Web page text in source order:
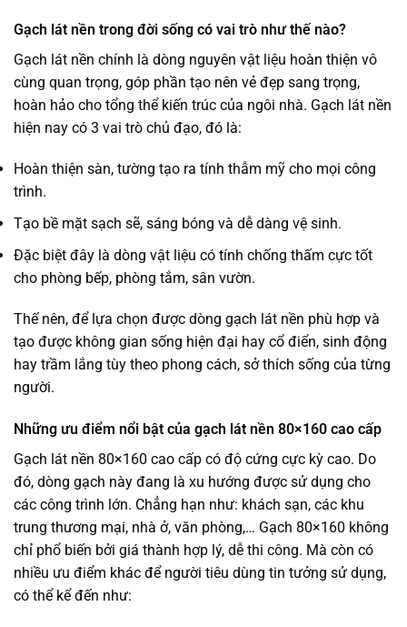
Gạch lát nền trong đời sống có vai trò như thế nào?
Gạch lát nền chính là dòng nguyên vật liệu hoàn thiện vô
cùng quan trọng, góp phần tạo nên vẻ đẹp sang trọng,
hoàn hảo cho tổng thể kiến trúc của ngôi nhà. Gạch lát nền
hiện nay có 3 vai trò chủ đạo, đó là:
Hoàn thiện sàn, tường tạo ra tính thẫm mỹ cho mọi công
trình.
Tạo bề mặt sạch sẽ, sáng bóng và dễ dàng vệ sinh.
Đặc biệt đây là dòng vật liệu có tính chống thấm cực tốt
cho phòng bếp, phòng tắm, sân vườn.
Thế nên, để lựa chọn được dòng gạch lát nền phù hợp và
tạo được không gian sống hiện đại hay cổ điển, sinh động
hay trầm lắng tùy theo phong cách, sở thích sống của từng
người.
Những ưu điểm nổi bật của gạch lát nền 80×160 cao cấp
Gạch lát nền 80×160 cao cấp có độ cứng cực kỳ cao. Do
đó, dòng gạch này đang là xu hướng được sử dụng cho
các công trình lớn. Chẳng hạn như: khách sạn, các khu
trung thương mại, nhà ở, văn phòng,… Gạch 80×160 không
chỉ phổ biến bởi giá thành hợp lý, dễ thi công. Mà còn có
nhiều ưu điểm khác để người tiêu dùng tin tưởng sử dụng,
có thể kể đến như: